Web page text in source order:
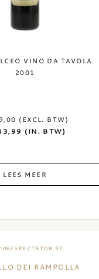
VINO DA TAVOLA
2001
(EXCL. BTW)
(IN. BTW)
LEES MEER
97
DEI RAMPOLLA